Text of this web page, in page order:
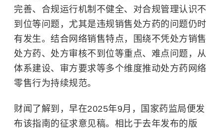
完善、合规运行机制不健全、对合规管理认识不
到位等问题，尤其是违规销售处方药的问题仍时
有发生。结合网络销售特点，围绕不凭处方销售
处方药、处方审核不到位等重点、难点问题，从
体系建设、审方要求等多个维度推动处方药网络
零售行为持续规范。
财闻了解到，早在2025年9月，国家药监局便发
布该指南的征求意见稿。相比于去年发布的版